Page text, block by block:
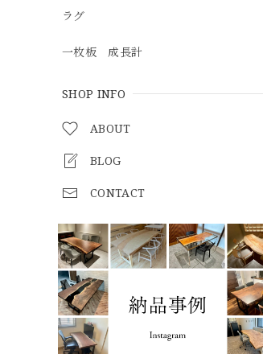
ラグ
一枚板 成長計
SHOP INFO
ABOUT
BLOG
CONTACT